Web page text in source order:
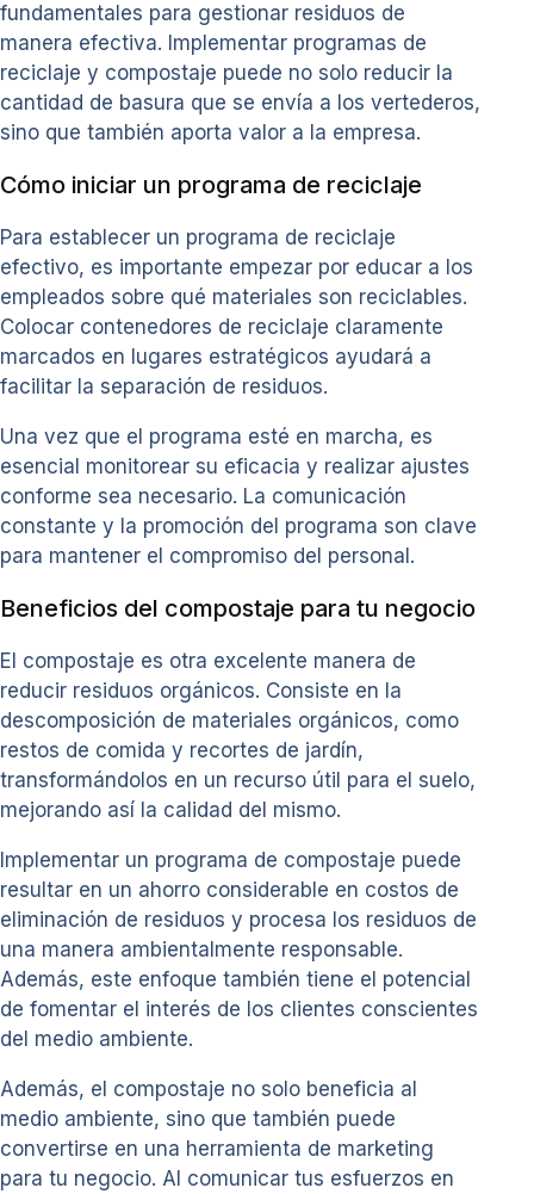
fundamentales para gestionar residuos de
manera efectiva. Implementar programas de
reciclaje y compostaje puede no solo reducir la
cantidad de basura que se envía a los vertederos,
sino que también aporta valor a la empresa.
Cómo iniciar un programa de reciclaje
Para establecer un programa de reciclaje
efectivo, es importante empezar por educar a los
empleados sobre qué materiales son reciclables.
Colocar contenedores de reciclaje claramente
marcados en lugares estratégicos ayudará a
facilitar la separación de residuos.
Una vez que el programa esté en marcha, es
esencial monitorear su eficacia y realizar ajustes
conforme sea necesario. La comunicación
constante y la promoción del programa son clave
para mantener el compromiso del personal.
Beneficios del compostaje para tu negocio
El compostaje es otra excelente manera de
reducir residuos orgánicos. Consiste en la
descomposición de materiales orgánicos, como
restos de comida y recortes de jardín,
transformándolos en un recurso útil para el suelo,
mejorando así la calidad del mismo.
Implementar un programa de compostaje puede
resultar en un ahorro considerable en costos de
eliminación de residuos y procesa los residuos de
una manera ambientalmente responsable.
Además, este enfoque también tiene el potencial
de fomentar el interés de los clientes conscientes
del medio ambiente.
Además, el compostaje no solo beneficia al
medio ambiente, sino que también puede
convertirse en una herramienta de marketing
para tu negocio. Al comunicar tus esfuerzos en